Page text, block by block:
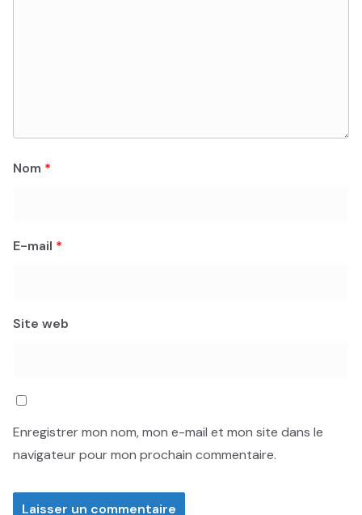
Nom *
E-mail *
Site web
Enregistrer mon nom, mon e-mail et mon site dans le
navigateur pour mon prochain commentaire.